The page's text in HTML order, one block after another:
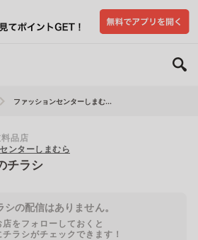
ファッションセンターしまむ...
品店
ンターしまむら
チラシ
シの配信はありません。
店をフォローしておくと
ラシがチェックできます！